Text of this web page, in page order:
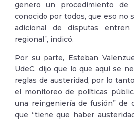
genero un procedimiento de
conocido por todos, que eso no
adicional de disputas
regional”, indicó.
Por su parte, Esteban
UdeC, dijo que lo que aquí se
reglas de austeridad, por lo
el monitoreo de políticas
una reingeniería de fusión” de
que “tiene que haber